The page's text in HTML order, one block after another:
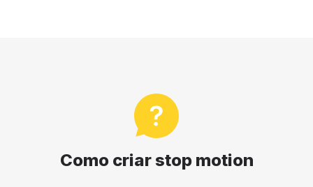
Como criar stop motion